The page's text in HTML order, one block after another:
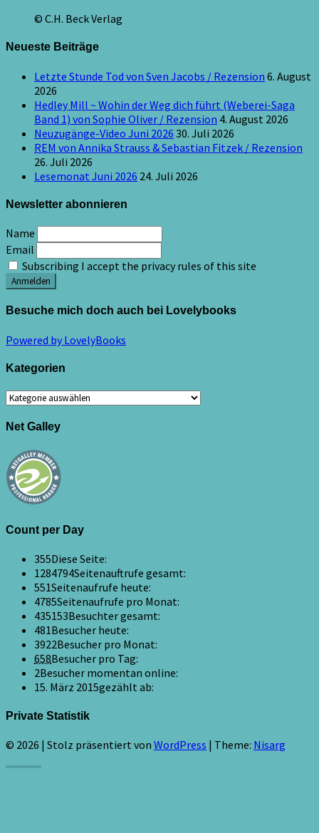
© C.H. Beck Verlag
Neueste Beiträge
Letzte Stunde Tod von Sven Jacobs / Rezension 6. August
2026
Hedley Mill ~ Wohin der Weg dich führt (Weberei-Saga
Band 1) von Sophie Oliver / Rezension 4. August 2026
Neuzugänge-Video Juni 2026 30. Juli 2026
REM von Annika Strauss & Sebastian Fitzek / Rezension
26. Juli 2026
Lesemonat Juni 2026 24. Juli 2026
Newsletter abonnieren
Name
Email
Subscribing I accept the privacy rules of this site
Besuche mich doch auch bei Lovelybooks
Powered by LovelyBooks
Kategorien
Kategorien
Net Galley
Count per Day
355Diese Seite:
1284794Seitenauftrufe gesamt:
551Seitenaufrufe heute:
4785Seitenaufrufe pro Monat:
435153Besuchter gesamt:
481Besucher heute:
3922Besucher pro Monat:
658Besucher pro Tag:
2Besucher momentan online:
15. März 2015gezählt ab:
Private Statistik
© 2026 | Stolz präsentiert von WordPress | Theme: Nisarg